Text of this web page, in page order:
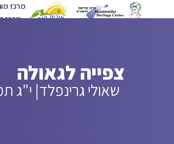
מרכז
מרכז
צפייה לגאולה
שאולי גרינפלד| י"ג